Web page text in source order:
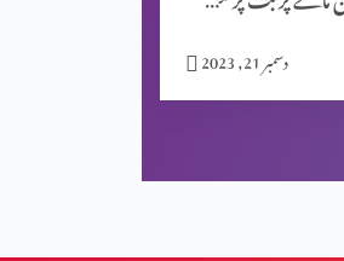
دسمبر 21, 2023